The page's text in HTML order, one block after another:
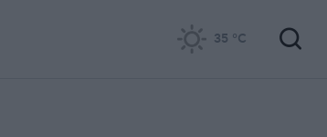
35 °C